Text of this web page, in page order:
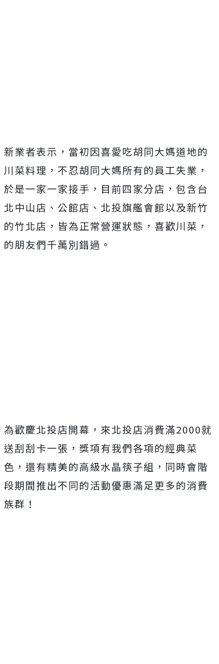
新業者表示，當初因喜愛吃胡同大媽道地的
川菜料理，不忍胡同大媽所有的員工失業，
於是一家一家接手，目前四家分店，包含台
北中山店、公館店、北投旗艦會館以及新竹
的竹北店，皆為正常營運狀態，喜歡川菜，
的朋友們千萬別錯過。
為歡慶北投店開幕，來北投店消費滿2000就
送刮刮卡一張，獎項有我們各項的經典菜
色，還有精美的高級水晶筷子組，同時會階
段期間推出不同的活動優惠滿足更多的消費
族群！